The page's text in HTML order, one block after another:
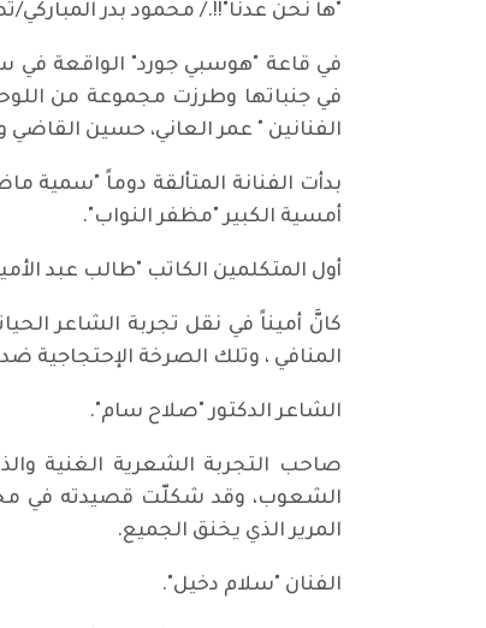
"ها نحن عدنا"!!./ محمود بدر المباركي/
في جنباتها وطرزت مجموعة من
الفنانين " عمر العاني، حسين القاضي
بدأت الفنانة المتألقة دوماً
أمسية الكبير "مظفر النواب".
أول المتكلمين الكاتب "طالب عبد
كانَّ أميناً في نقل تجربة الشاعر
المنافي ، وتلك الصرخة الإحتجاجية
الشاعر الدكتور "صلاح سام".
صاحب التجربة الشعرية الغنية
الشعوب، وقد شكلّت قصيدته في
المرير الذي يخنق الجميع.
الفنان "سلام دخيل".